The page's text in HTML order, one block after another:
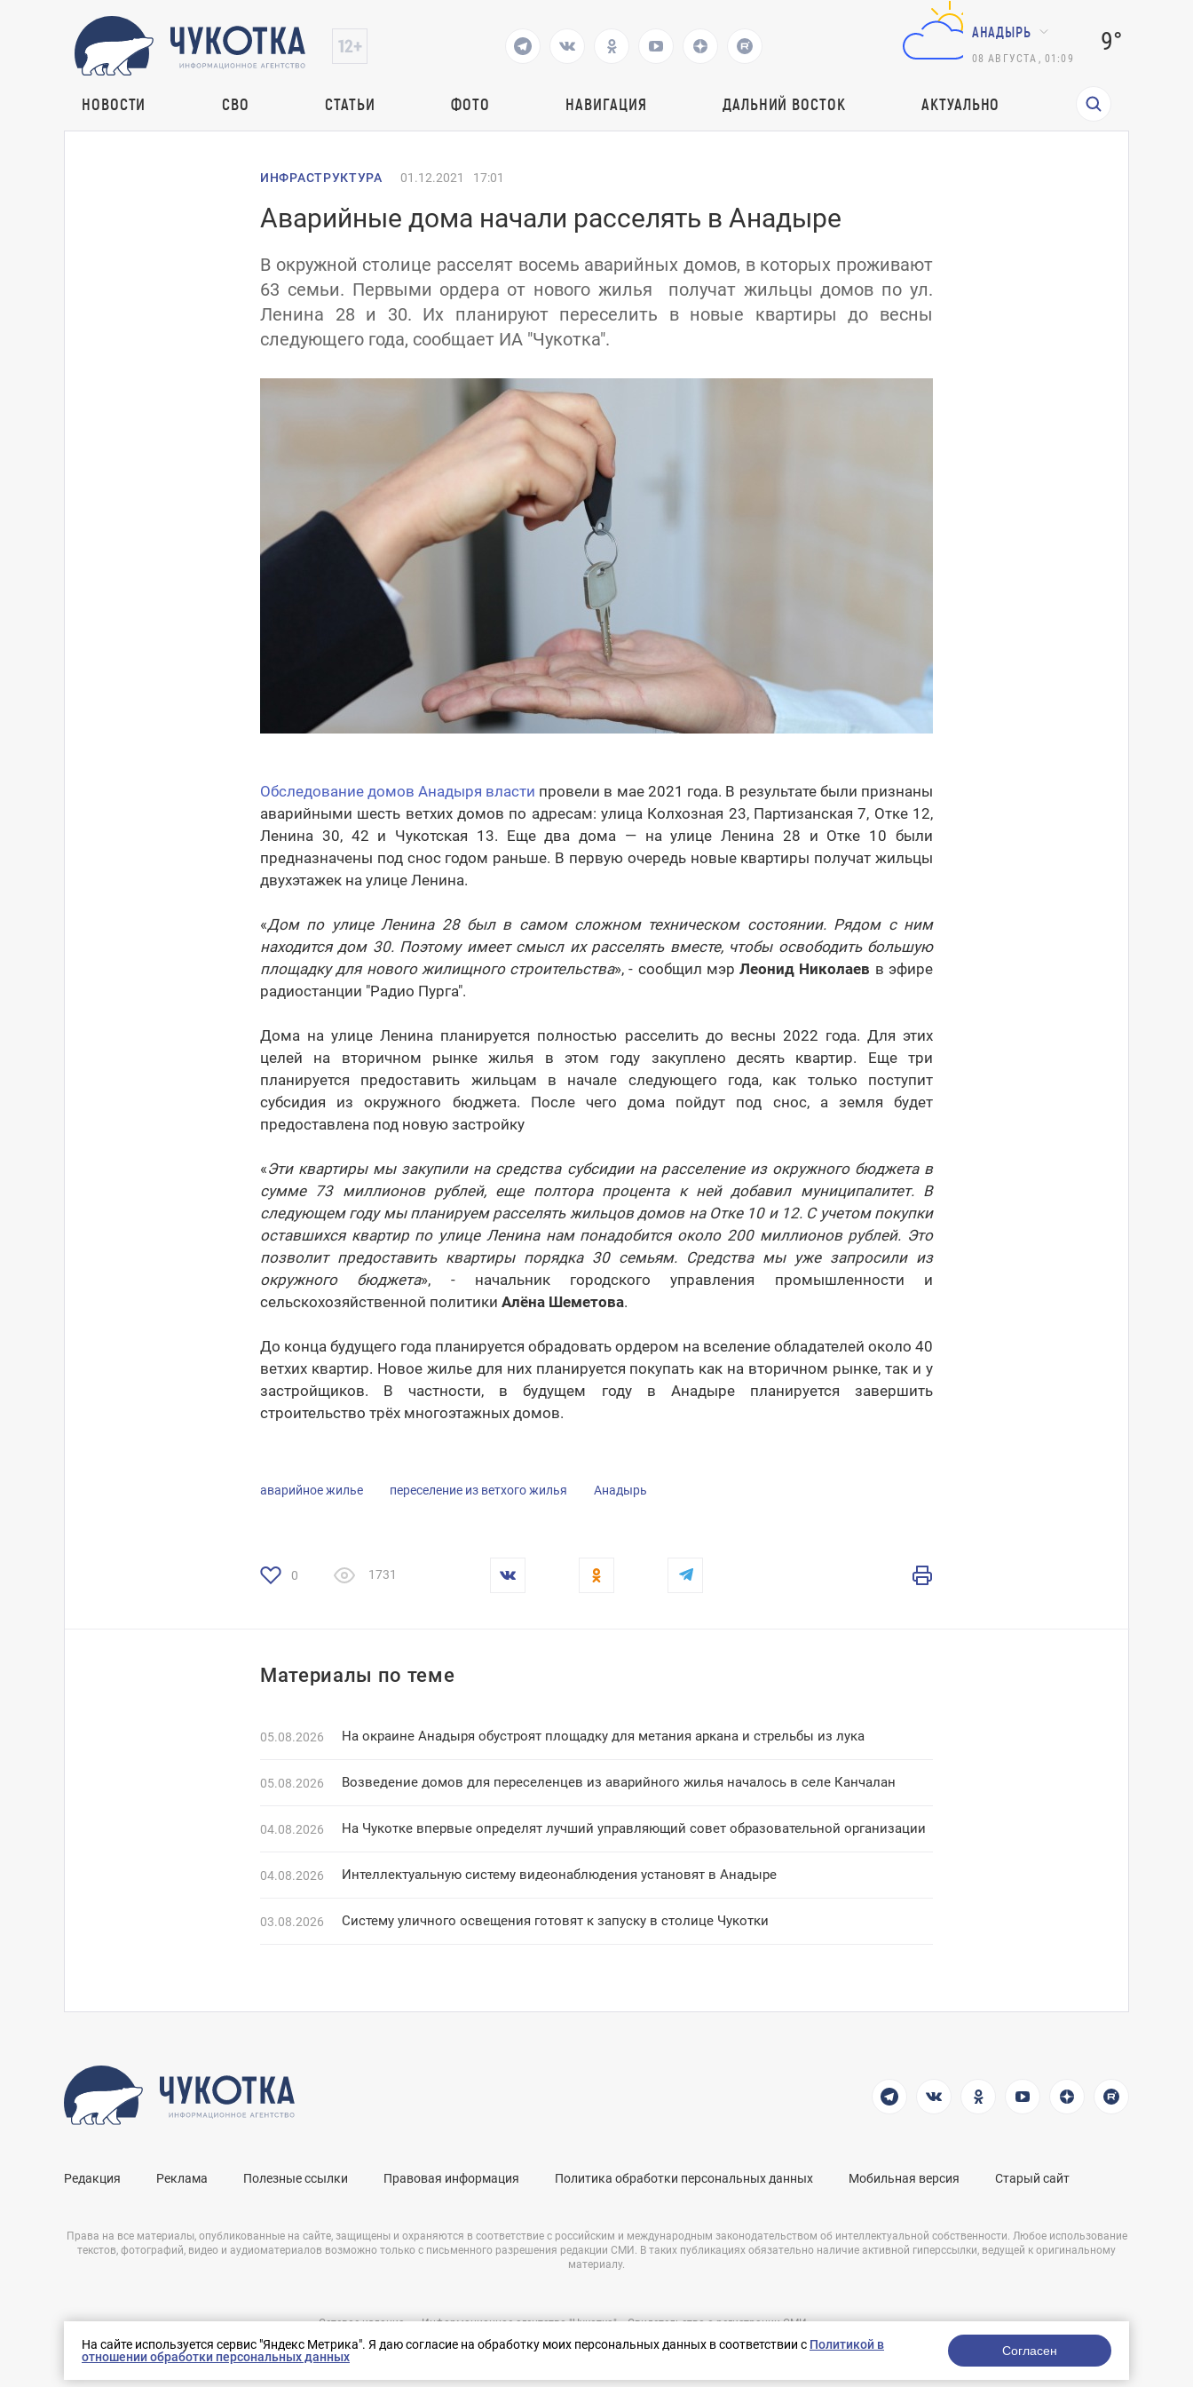
АНАДЫРЬ
08 АВГУСТА 01:09
9°
НОВОСТИ СВО СТАТЬИ ФОТО НАВИГАЦИЯ ДАЛЬНИЙ ВОСТОК АКТУАЛЬНО
На сайте используется сервис "Яндекс Метрика". Я даю согласие на обработку моих персональных данных в соответствии с Политикой в
отношении обработки персональных данных
Согласен
ИНФРАСТРУКТУРА 01.12.2021 17:01
Аварийные дома начали расселять в Анадыре
В окружной столице расселят восемь аварийных домов, в которых проживают
63 семьи. Первыми ордера от нового жилья получат жильцы домов по ул.
Ленина 28 и 30. Их планируют переселить в новые квартиры до весны
следующего года, сообщает ИА "Чукотка".
Обследование домов Анадыря власти провели в мае 2021 года. В результате были признаны
аварийными шесть ветхих домов по адресам: улица Колхозная 23, Партизанская 7, Отке 12,
Ленина 30, 42 и Чукотская 13. Еще два дома — на улице Ленина 28 и Отке 10 были
предназначены под снос годом раньше. В первую очередь новые квартиры получат жильцы
двухэтажек на улице Ленина.
«Дом по улице Ленина 28 был в самом сложном техническом состоянии. Рядом с ним
находится дом 30. Поэтому имеет смысл их расселять вместе, чтобы освободить большую
площадку для нового жилищного строительства», - сообщил мэрЛеонид Николаев в эфире
радиостанции "Радио Пурга".
Дома на улице Ленина планируется полностью расселить до весны 2022 года. Для этих
целей на вторичном рынке жилья в этом году закуплено десять квартир. Еще три
планируется предоставить жильцам в начале следующего года, как только поступит
субсидия из окружного бюджета. После чего дома пойдут под снос, а земля будет
предоставлена под новую застройку
«Эти квартиры мы закупили на средства субсидии на расселение из окружного бюджета в
сумме 73 миллионов рублей, еще полтора процента к ней добавил муниципалитет. В
следующем году мы планируем расселять жильцов домов на Отке 10 и 12. С учетом покупки
оставшихся квартир по улице Ленина нам понадобится около 200 миллионов рублей. Это
позволит предоставить квартиры порядка 30 семьям. Средства мы уже запросили из
окружного бюджета», - начальник городского управления промышленности и
сельскохозяйственной политики Алёна Шеметова.
До конца будущего года планируется обрадовать ордером на вселение обладателей около 40
ветхих квартир. Новое жилье для них планируется покупать как на вторичном рынке, так и у
застройщиков. В частности, в будущем году в Анадыре планируется завершить
строительство трёх многоэтажных домов.
аварийное жилье переселение из ветхого жилья Анадырь
0 1731
Материалы по теме
05.08.2026 На окраине Анадыря обустроят площадку для метания аркана и стрельбы из лука
05.08.2026 Возведение домов для переселенцев из аварийного жилья началось в селе Канчалан
04.08.2026 На Чукотке впервые определят лучший управляющий совет образовательной организации
04.08.2026 Интеллектуальную систему видеонаблюдения установят в Анадыре
03.08.2026 Систему уличного освещения готовят к запуску в столице Чукотки
Редакция Реклама Полезные ссылки Правовая информация Политика обработки персональных данных Мобильная версия Старый сайт
Права на все материалы, опубликованные на сайте, защищены и охраняются в соответствие с российским и международным законодательством об интеллектуальной собственности. Любое использование
текстов, фотографий, видео и аудиоматериалов возможно только с письменного разрешения редакции СМИ. В таких публикациях обязательно наличие активной гиперссылки, ведущей к оригинальному
материалу.
Выделите ее и нажмите Ctrl+Enter
Сетевое издание – «Информационное агентство "Чукотка"». Свидетельство о регистрации СМИ
ЭЛ № ФС 77 – 69723 от 05.05.2017 г. Выдано Федеральной службой по надзору в сфере связи,
информационных технологий и массовых коммуникаций.
nologostudio.ru.